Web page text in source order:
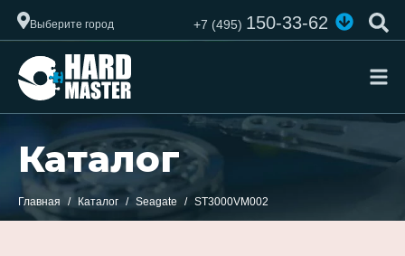
Выберите город +7 (495)150-33-62
Каталог
Главная Каталог Seagate ST3000VM002